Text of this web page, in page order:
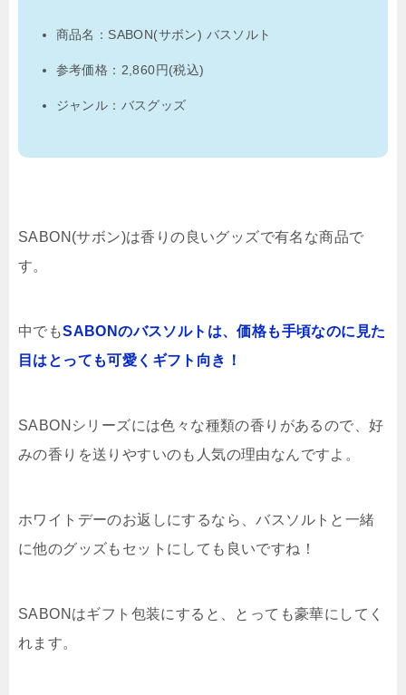
商品名：SABON(サボン) バスソルト
参考価格：2,860円(税込)
ジャンル：バスグッズ
SABON(サボン)は香りの良いグッズで有名な商品で
す。
中でもSABONのバスソルトは、価格も手頃なのに見た
目はとっても可愛くギフト向き！
SABONシリーズには色々な種類の香りがあるので、好
みの香りを送りやすいのも人気の理由なんですよ。
ホワイトデーのお返しにするなら、バスソルトと一緒
に他のグッズもセットにしても良いですね！
SABONはギフト包装にすると、とっても豪華にしてく
れます。